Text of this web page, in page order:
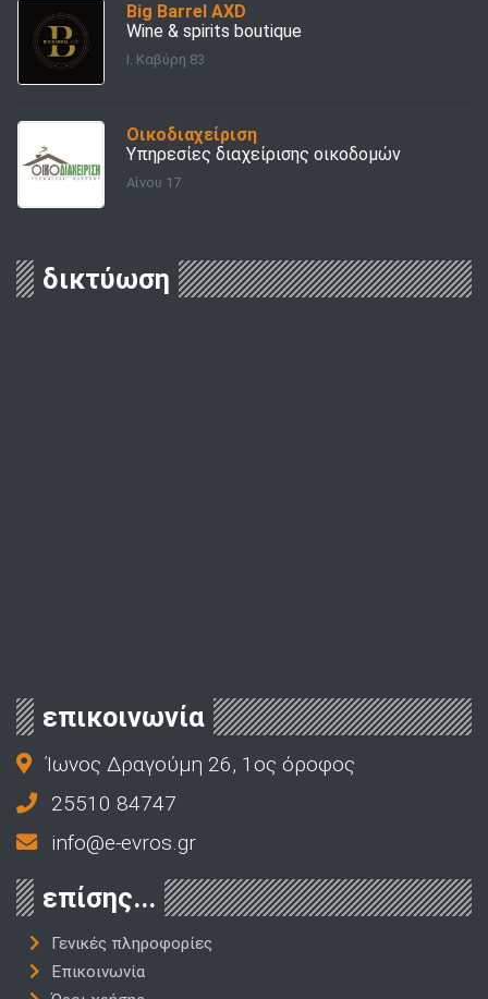
Big Barrel AXD
Wine & spirits boutique
Ι. Καβύρη 83
Οικοδιαχείριση
Υπηρεσίες διαχείρισης οικοδομών
Αίνου 17
δικτύωση
επικοινωνία
Ίωνος Δραγούμη 26, 1ος όροφος
25510 84747
info@e-evros.gr
επίσης...
Γενικές πληροφορίες
Επικοινωνία